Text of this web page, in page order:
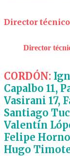
Director
Director
CORDÓN:
Capalbo 11,
Vasirani 17,
Santiago
Valentín
Felipe
Hugo